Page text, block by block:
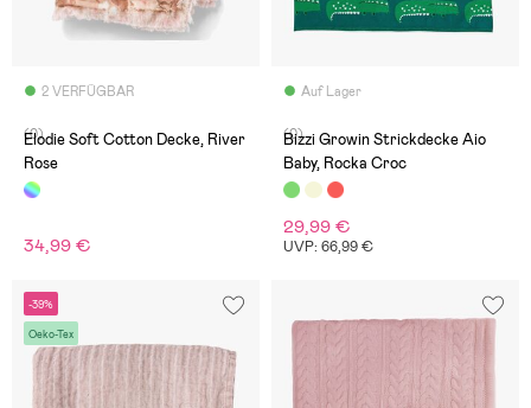
2 VERFÜGBAR
(0)
Elodie Soft Cotton Decke, River
Rose
34,99 €
Auf Lager
(0)
Bizzi Growin Strickdecke Aio
Baby, Rocka Croc
29,99 €
UVP: 66,99 €
-39%
Oeko-Tex